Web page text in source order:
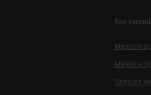
Son
Meşcere
Meşcere
Straplez